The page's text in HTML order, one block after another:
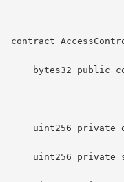
contract
bytes32 public
uint256 private
uint256 private